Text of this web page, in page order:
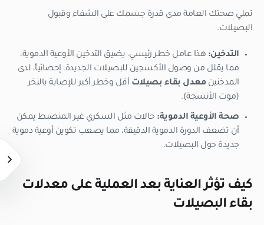
تملي صحتك العامة مدى قدرة جسمك على الشفاء وقبول
البصيلات.
التدخين: هذا عامل خطر رئيسي. يضيق التدخين الأوعية الدموية،
مما يقلل من وصول الأكسجين للبصيلات الجديدة. إحصائياً، لدى
المدخنينمعدل بقاء بصيلات أقل وخطر أكبر للإصابة بالنخر
(موت الأنسجة).
صحة الأوعية الدموية: حالات مثل السكري غير المنضبط يمكن
أن تضعف الدورة الدموية الدقيقة، مما يصعب تكوين أوعية دموية
جديدة حول البصيلات.
كيف تؤثر العناية بعد العملية على معدلات
بقاء البصيلات